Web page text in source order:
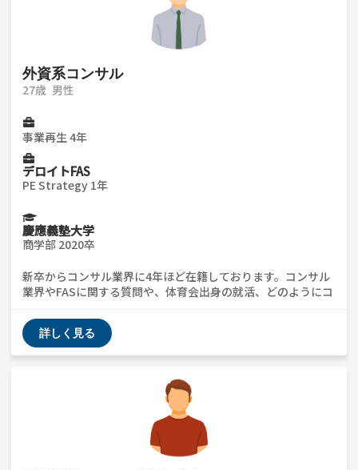
外資系コンサル
27歳 男性
事業再生 4年
デロイトFAS
PE Strategy 1年
慶應義塾大学
商学部 2020卒
新卒からコンサル業界に4年ほど在籍しております。コンサル
業界やFASに関する質問や、体育会出身の就活、どのようにコ
ース対策も可能ですので、気軽にご連絡ください。
詳しく見る